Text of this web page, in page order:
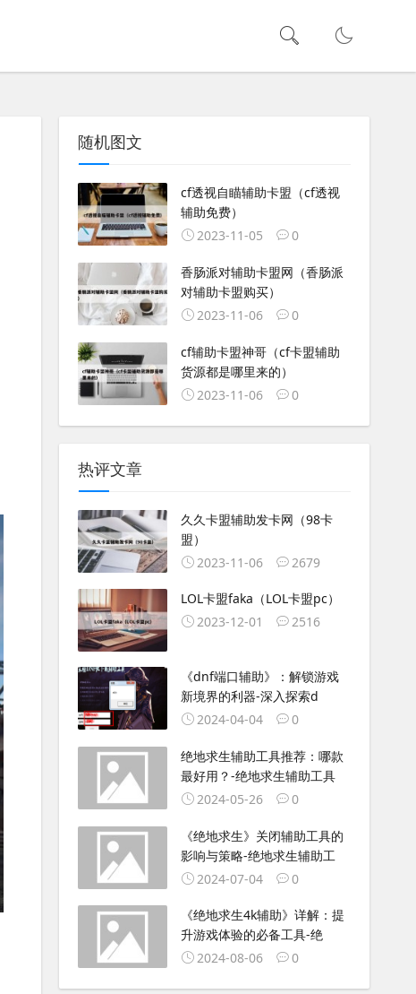
随机图文
cf透视自瞄辅助卡盟（cf透视
辅助免费）
2023-11-05
0
香肠派对辅助卡盟网（香肠派
对辅助卡盟购买）
2023-11-06
0
cf辅助卡盟神哥（cf卡盟辅助
货源都是哪里来的）
2023-11-06
0
热评文章
久久卡盟辅助发卡网（98卡
盟）
2023-11-06
2679
LOL卡盟faka（LOL卡盟pc）
2023-12-01
2516
《dnf端口辅助》：解锁游戏
新境界的利器-深入探索d
2024-04-04
0
绝地求生辅助工具推荐：哪款
最好用？-绝地求生辅助工具
2024-05-26
0
《绝地求生》关闭辅助工具的
影响与策略-绝地求生辅助工
2024-07-04
0
《绝地求生4k辅助》详解：提
升游戏体验的必备工具-绝
2024-08-06
0